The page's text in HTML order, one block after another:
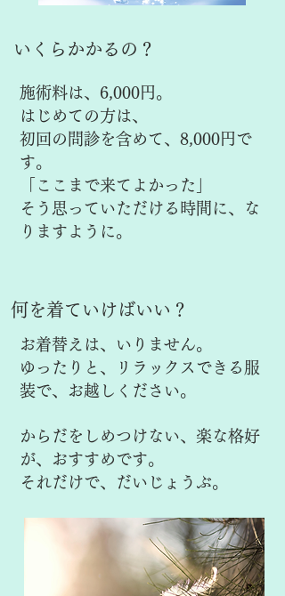
いくらかかるの？
施術料は、6,000円。
はじめての方は、
初回の問診を含めて、8,000円で
す。
「ここまで来てよかった」
そう思っていただける時間に、な
りますように。
何を着ていけばいい？
お着替えは、いりません。
ゆったりと、リラックスできる服
装で、お越しください。
からだをしめつけない、楽な格好
が、おすすめです。
それだけで、だいじょうぶ。